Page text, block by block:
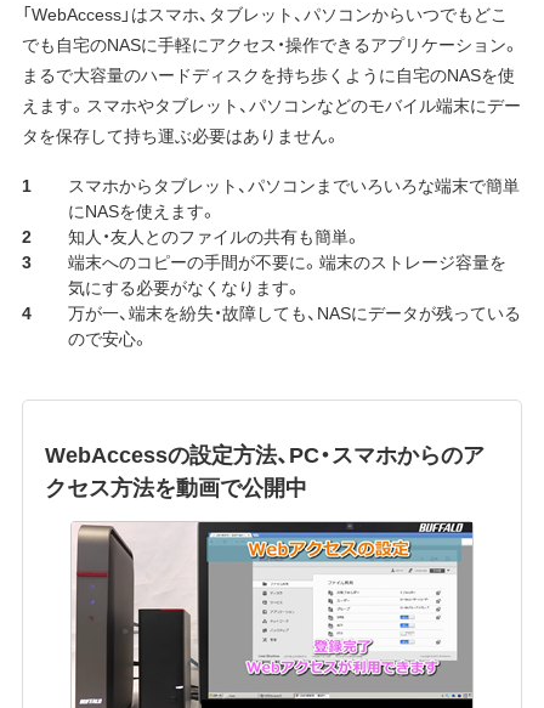
「WebAccess」はスマホ、タブレット、パソコンからいつでもどこ
でも自宅のNASに手軽にアクセス・操作できるアプリケーション。
まるで大容量のハードディスクを持ち歩くように自宅のNASを使
えます。スマホやタブレット、パソコンなどのモバイル端末にデー
タを保存して持ち運ぶ必要はありません。
スマホからタブレット、パソコンまでいろいろな端末で簡単
にNASを使えます。
知人・友人とのファイルの共有も簡単。
端末へのコピーの手間が不要に。端末のストレージ容量を
気にする必要がなくなります。
万が一、端末を紛失・故障しても、NASにデータが残っている
ので安心。
WebAccessの設定方法、PC・スマホからのア
クセス方法を動画で公開中